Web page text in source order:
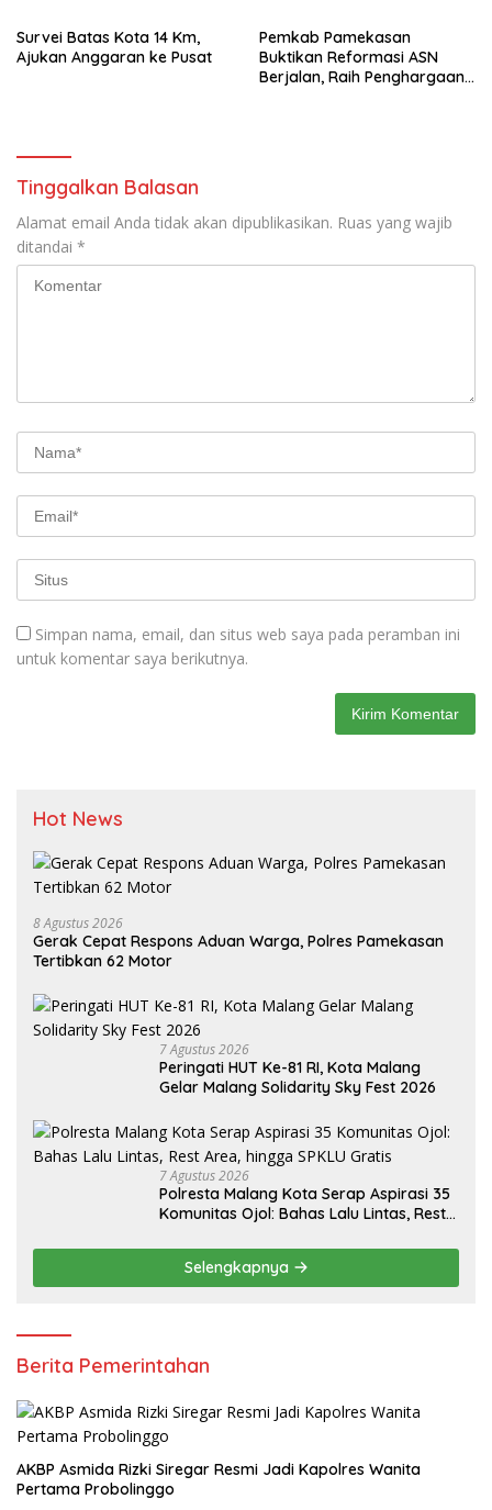
Survei Batas Kota 14 Km,
Ajukan Anggaran ke Pusat
Pemkab Pamekasan
Buktikan Reformasi ASN
Berjalan, Raih Penghargaan
Tinggalkan Balasan
Alamat email Anda tidak akan dipublikasikan. Ruas yang wajib
ditandai *
Simpan nama, email, dan situs web saya pada peramban ini
untuk komentar saya berikutnya.
Hot News
8 Agustus 2026
Gerak Cepat Respons Aduan Warga, Polres Pamekasan
Tertibkan 62 Motor
7 Agustus 2026
Peringati HUT Ke-81 RI, Kota Malang
Gelar Malang Solidarity Sky Fest 2026
7 Agustus 2026
Polresta Malang Kota Serap Aspirasi 35
Komunitas Ojol: Bahas Lalu Lintas, Rest
Selengkapnya
Berita Pemerintahan
AKBP Asmida Rizki Siregar Resmi Jadi Kapolres Wanita
Pertama Probolinggo